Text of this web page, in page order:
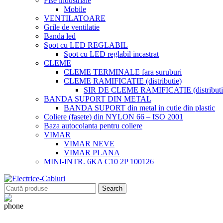
Mobile
VENTILATOARE
Grile de ventilatie
Banda led
Spot cu LED REGLABIL
Spot cu LED reglabil incastrat
CLEME
CLEME TERMINALE fara suruburi
CLEME RAMIFICATIE (distributie)
SIR DE CLEME RAMIFICATIE
BANDA SUPORT DIN METAL
BANDA SUPORT din metal in cutie din plastic
Coliere (fasete) din NYLON 66 – ISO 2001
Baza autocolanta pentru coliere
VIMAR
VIMAR NEVE
VIMAR PLANA
MINI-INTR. 6KA C10 2P 100126
Search